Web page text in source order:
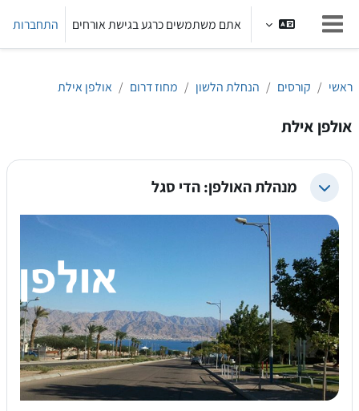
חלון סקירה צדדי
אתם משתמשים כרגע בגישת אורחים התחברות
ראשי קורסים הנחלת הלשון מחוז דרום אולפן אילת
אולפן אילת
צמצום מנהלת האולפן: הדי סגל